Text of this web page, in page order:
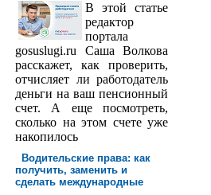
В этой статье
редактор
порта­ла
gosuslugi.ru Саша Волкова
расскажет, как проверить,
отчисляет ли работодатель
деньги на ваш пенсионный
счет. А еще посмотреть,
сколько на этом счете уже
накопилось
Водительские права: как
получить, заменить и
сделать международ­ные